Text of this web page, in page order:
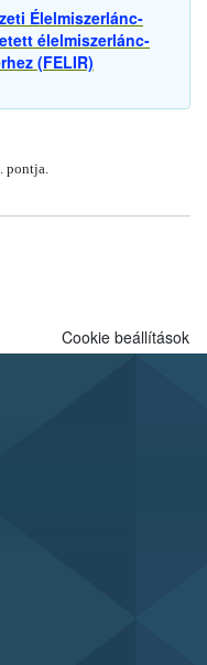
Élelmiszerlánc-
élelmiszerlánc-
(FELIR)
pontja.
Cookie beállítások